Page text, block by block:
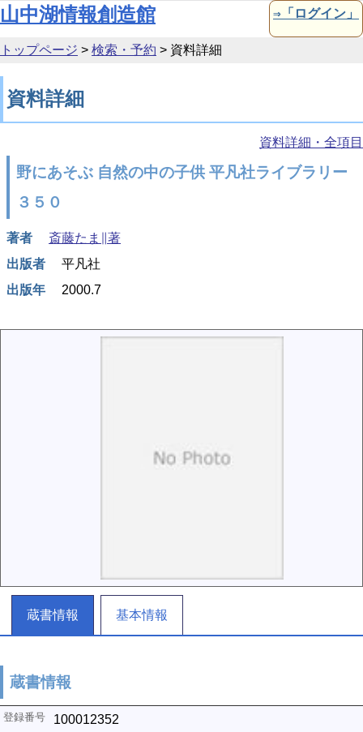
本文へ移動
山中湖情報創造館 ⇒「ログイン」
トップページ > 検索・予約 > 資料詳細
資料詳細
資料詳細・全項目
野にあそぶ 自然の中の子供 平凡社ライブラリー
３５０
著者
斎藤たま∥著
出版者
平凡社
出版年
2000.7
蔵書情報 基本情報
蔵書情報
100012352